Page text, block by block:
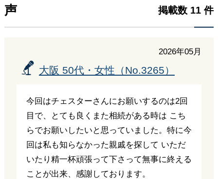
声
掲載数 11 件
2026年05月
大阪 50代・女性（No.3265）
今回はチェスターさんにお願いするのは2回
目で、とても良くまた相続がある時は こち
らでお願いしたいと思っていました。特に今
回は私も知らなかった親戚を探して いただ
いたり精一杯頑張って下さって無事に終える
ことが出来、感謝しております。